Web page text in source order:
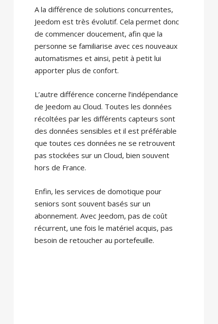
A la différence de solutions concurrentes,
Jeedom est très évolutif. Cela permet donc
de commencer doucement, afin que la
personne se familiarise avec ces nouveaux
automatismes et ainsi, petit à petit lui
apporter plus de confort.
L’autre différence concerne l’indépendance
de Jeedom au Cloud. Toutes les données
récoltées par les différents capteurs sont
des données sensibles et il est préférable
que toutes ces données ne se retrouvent
pas stockées sur un Cloud, bien souvent
hors de France.
Enfin, les services de domotique pour
seniors sont souvent basés sur un
abonnement. Avec Jeedom, pas de coût
récurrent, une fois le matériel acquis, pas
besoin de retoucher au portefeuille.